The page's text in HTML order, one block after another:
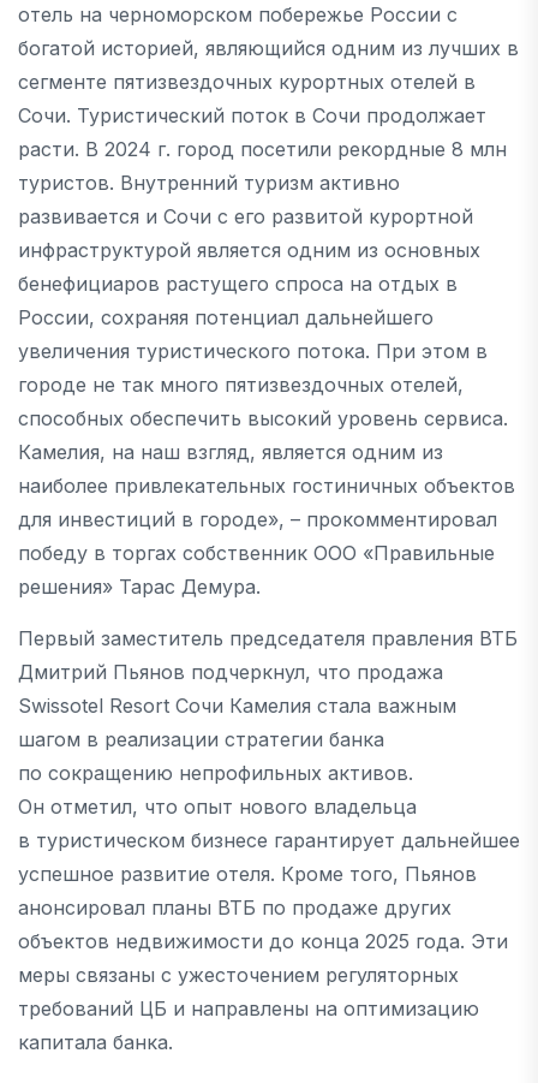
отель на черноморском побережье России с
богатой историей, являющийся одним из лучших в
сегменте пятизвездочных курортных отелей в
Сочи. Туристический поток в Сочи продолжает
расти. В 2024 г. город посетили рекордные 8 млн
туристов. Внутренний туризм активно
развивается и Сочи с его развитой курортной
инфраструктурой является одним из основных
бенефициаров растущего спроса на отдых в
России, сохраняя потенциал дальнейшего
увеличения туристического потока. При этом в
городе не так много пятизвездочных отелей,
способных обеспечить высокий уровень сервиса.
Камелия, на наш взгляд, является одним из
наиболее привлекательных гостиничных объектов
для инвестиций в городе», – прокомментировал
победу в торгах собственник ООО «Правильные
решения» Тарас Демура.
Первый заместитель председателя правления ВТБ
Дмитрий Пьянов подчеркнул, что продажа
Swissotel Resort Сочи Камелия стала важным
шагом в реализации стратегии банка
по сокращению непрофильных активов.
Он отметил, что опыт нового владельца
в туристическом бизнесе гарантирует дальнейшее
успешное развитие отеля. Кроме того, Пьянов
анонсировал планы ВТБ по продаже других
объектов недвижимости до конца 2025 года. Эти
меры связаны с ужесточением регуляторных
требований ЦБ и направлены на оптимизацию
капитала банка.